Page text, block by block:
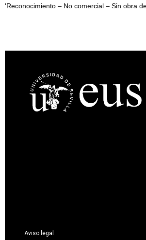
'Reconocimiento – No comercial – Sin obra
Aviso legal